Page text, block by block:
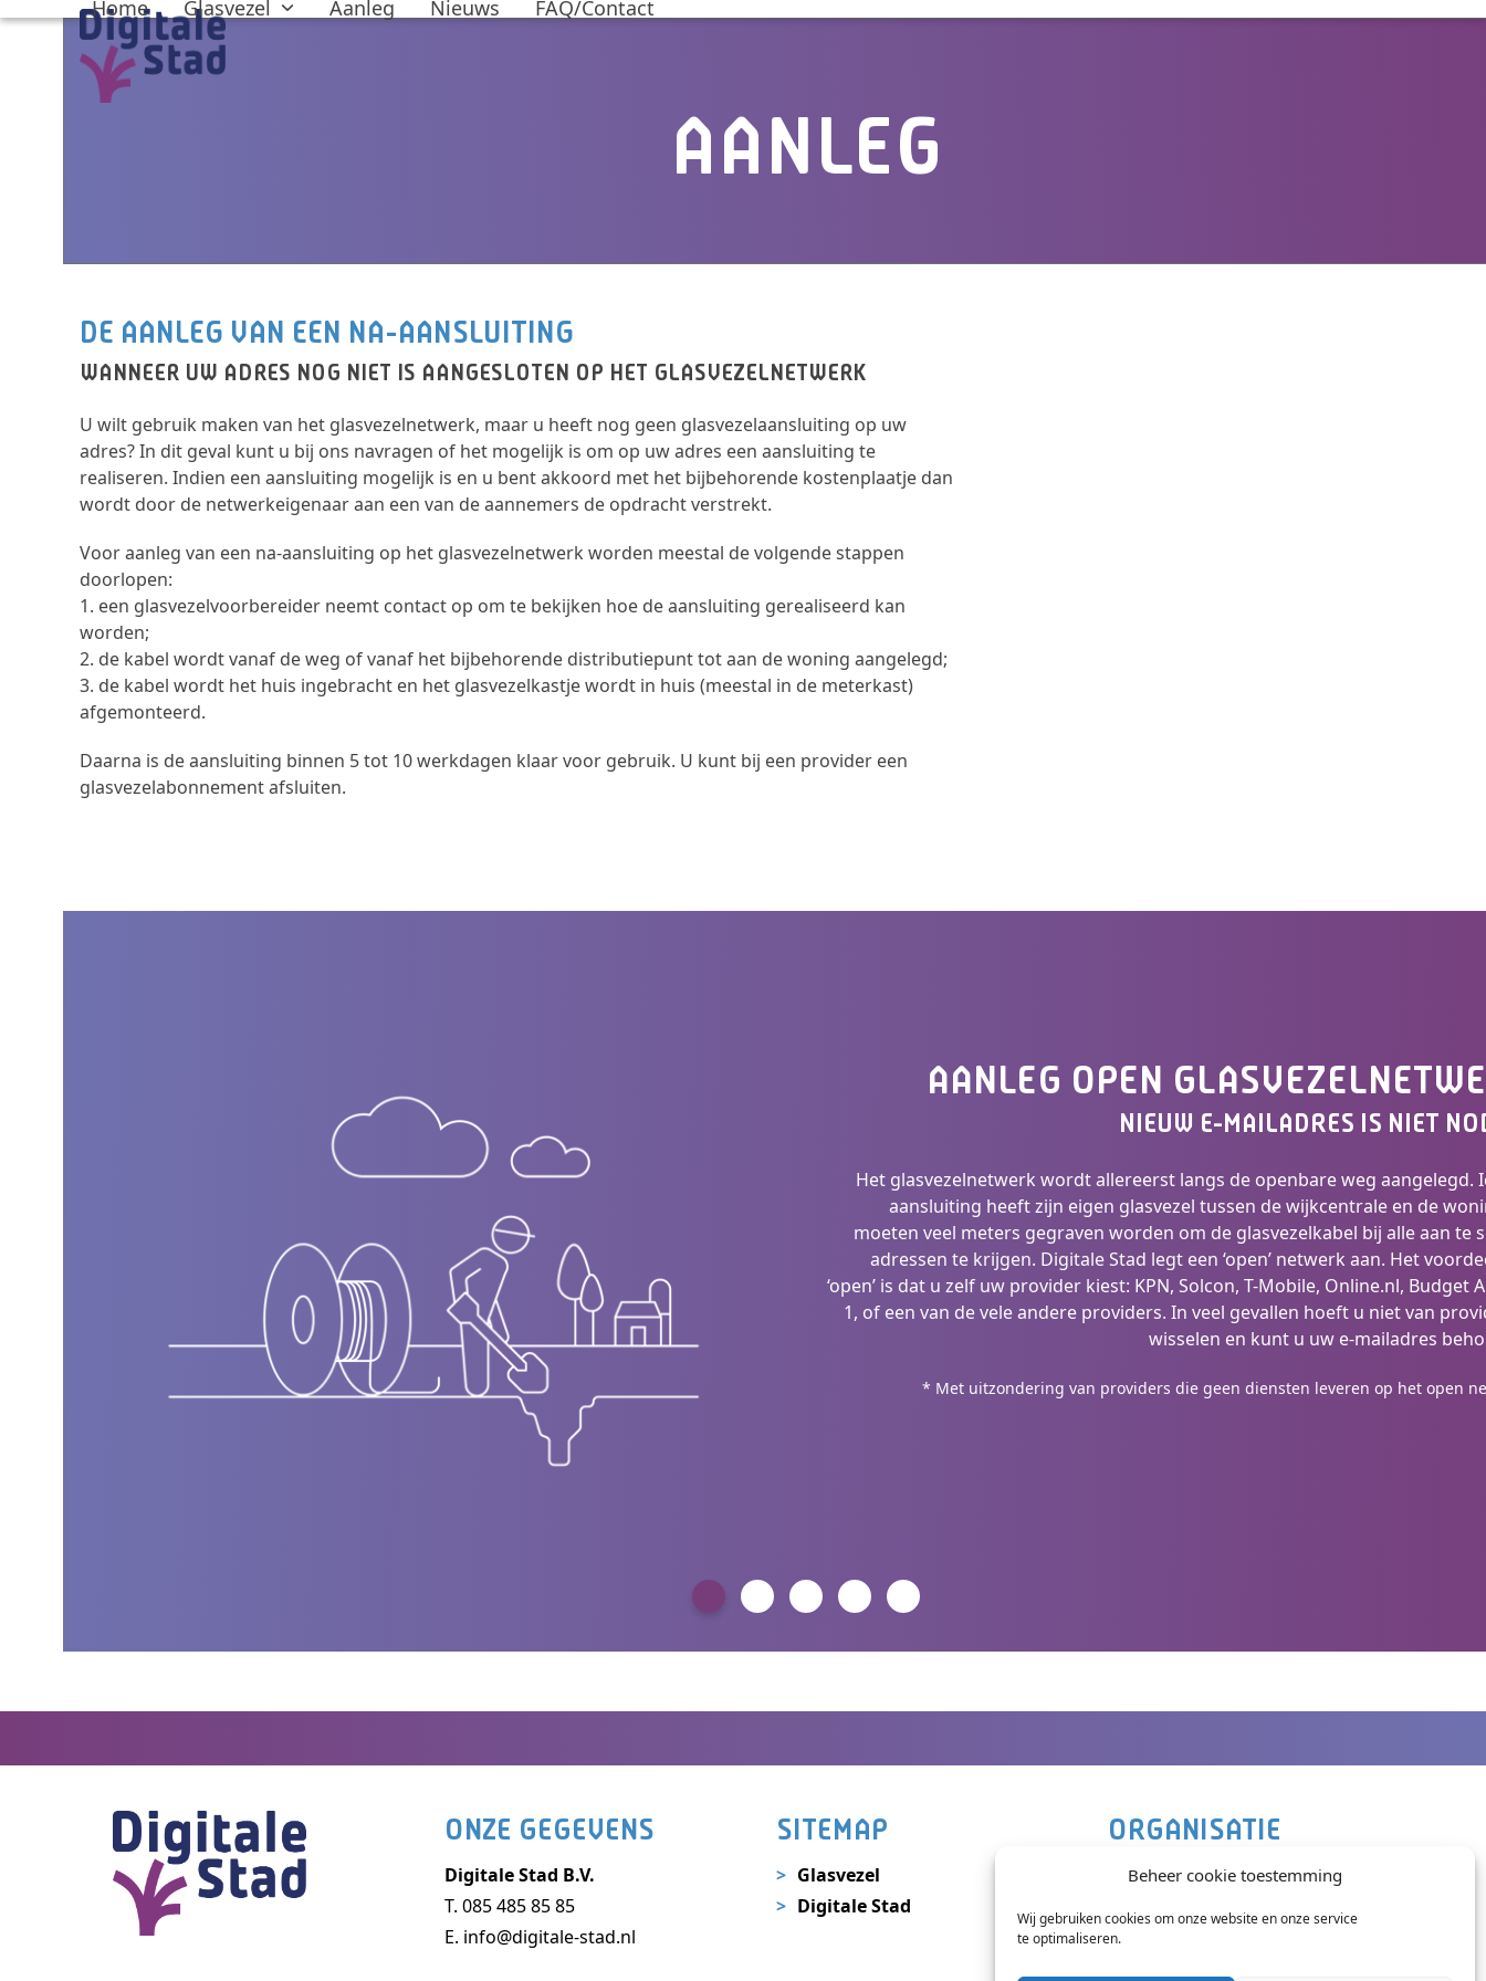
Beheer cookie toestemming
Wij gebruiken cookies om onze website en onze service
te optimaliseren.
Skip
Home Glasvezel Aanleg Nieuws FAQ/Contact
AANLEG
DE AANLEG VAN EEN NA-AANSLUITING
WANNEER UW ADRES NOG NIET IS AANGESLOTEN OP HET GLASVEZELNETWERK
U wilt gebruik maken van het glasvezelnetwerk, maar u heeft nog geen glasvezelaansluiting op uw
adres? In dit geval kunt u bij ons navragen of het mogelijk is om op uw adres een aansluiting te
realiseren. Indien een aansluiting mogelijk is en u bent akkoord met het bijbehorende kostenplaatje dan
wordt door de netwerkeigenaar aan een van de aannemers de opdracht verstrekt.
Voor aanleg van een na-aansluiting op het glasvezelnetwerk worden meestal de volgende stappen
doorlopen:
1. een glasvezelvoorbereider neemt contact op om te bekijken hoe de aansluiting gerealiseerd kan
worden;
2. de kabel wordt vanaf de weg of vanaf het bijbehorende distributiepunt tot aan de woning aangelegd;
3. de kabel wordt het huis ingebracht en het glasvezelkastje wordt in huis (meestal in de meterkast)
afgemonteerd.
Daarna is de aansluiting binnen 5 tot 10 werkdagen klaar voor gebruik. U kunt bij een provider een
glasvezelabonnement afsluiten.
AANLEG OPEN
NIEUW E-MAILADRES IS NIET
Het glasvezelnetwerk wordt allereerst langs de openbare weg aangelegd.
aansluiting heeft zijn eigen glasvezel tussen de wijkcentrale en de
moeten veel meters gegraven worden om de glasvezelkabel bij alle aan te
adressen te krijgen. Digitale Stad legt een ‘open’ netwerk aan. Het
‘open’ is dat u zelf uw provider kiest: KPN, Solcon, T-Mobile, Online.nl, Budget
1, of een van de vele andere providers. In veel gevallen hoeft u niet van
wisselen en kunt u uw e-mailadres
* Met uitzondering van providers die geen diensten leveren op het open
ONZE GEGEVENS
Digitale Stad B.V.
T. 085 485 85 85
E. info@digitale-stad.nl
SITEMAP
Glasvezel
Digitale Stad
ORGANISATIE
Nieuws